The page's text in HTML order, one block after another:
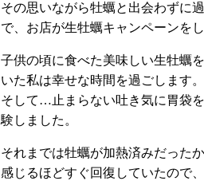
その思いながら牡蠣と出会わずに
で、お店が生牡蠣キャンペーンをし
子供の頃に食べた美味しい生牡蠣
いた私は幸せな時間を過ごします。
そして…止まらない吐き気に胃袋
験しました。
それまでは牡蠣が加熱済みだった
感じるほどすぐ回復していたので、